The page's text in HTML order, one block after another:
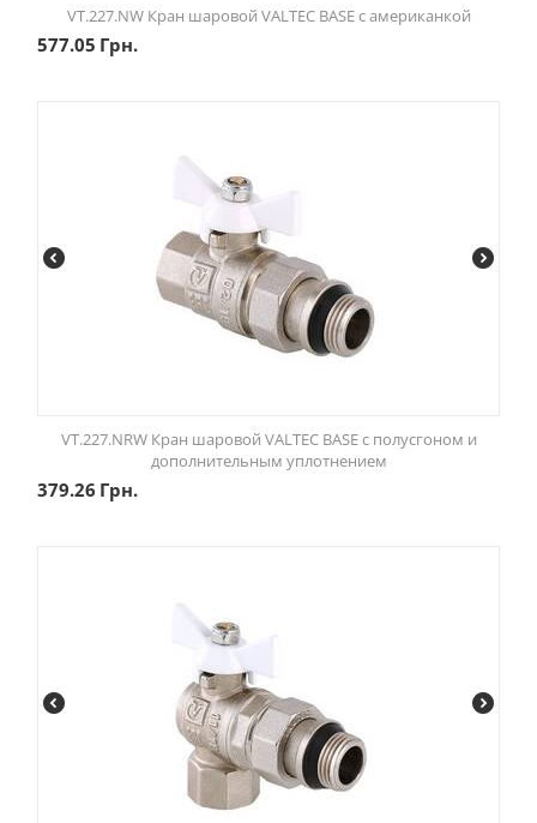
VT.227.NW Кран шаровой VALTEC BASE с американкой
577.05 Грн.
VT.227.NRW Кран шаровой VALTEC BASE с полусгоном и
дополнительным уплотнением
379.26 Грн.